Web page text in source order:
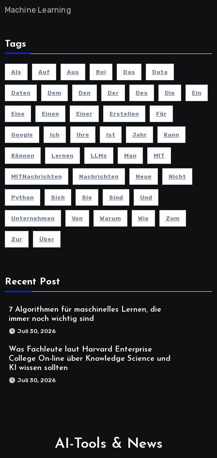
Machine Learning
Tags
Als Auf Aus Bei Das Data
Daten Dem Den Der Des Die Ein
Eine Einen Einer Erstellen Für
Google Ich Ihre Ist Jahr Kann
Können Lernen LLMs Man MIT
MITNachrichten Nachrichten Neue Nicht
Python Sich Sie Sind Und
Unternehmen Von Warum Wie Zum
Zur Über
Recent Post
7 Algorithmen für maschinelles Lernen, die
immer noch wichtig sind
Juli 30, 2026
Was Fachleute laut Harvard Enterprise
College On-line über Knowledge Science und
KI wissen sollten
Juli 30, 2026
AI-Tools & News